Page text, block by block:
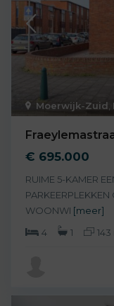
Moerwijk-Zuid
€ 695.000
RUIME 5-KAMER
PARKEERPLEKKEN
WOONWI [meer]
4
1 143